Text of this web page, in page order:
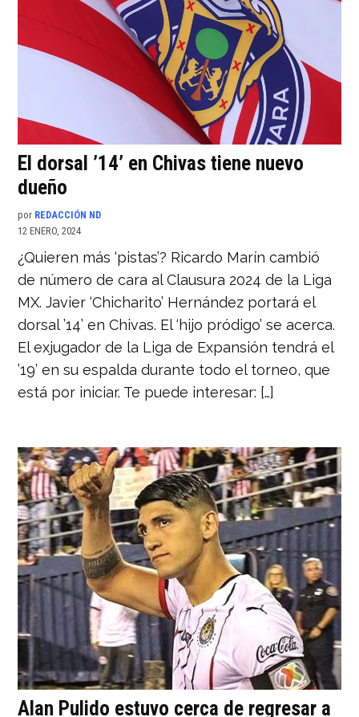
El dorsal ’14’ en Chivas tiene nuevo
dueño
por REDACCIÓN ND
12 ENERO, 2024
¿Quieren más ‘pistas’? Ricardo Marín cambió
de número de cara al Clausura 2024 de la Liga
MX. Javier ‘Chicharito’ Hernández portará el
dorsal ’14’ en Chivas. El ‘hijo pródigo’ se acerca.
El exjugador de la Liga de Expansión tendrá el
’19’ en su espalda durante todo el torneo, que
está por iniciar. Te puede interesar: […]
Alan Pulido estuvo cerca de regresar a